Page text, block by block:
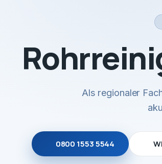
Als regionaler
0800 1553 5544